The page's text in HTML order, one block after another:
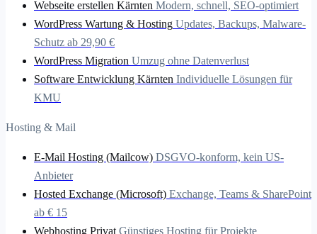
Webseite erstellen Kärnten Modern, schnell, SEO-optimiert
WordPress Wartung & Hosting Updates, Backups, Malware-
Schutz ab 29,90 €
WordPress Migration Umzug ohne Datenverlust
Software Entwicklung Kärnten Individuelle Lösungen für
KMU
Hosting & Mail
E-Mail Hosting (Mailcow) DSGVO-konform, kein US-
Anbieter
Hosted Exchange (Microsoft) Exchange, Teams & SharePoint
ab € 15
Webhosting Privat Günstiges Hosting für Projekte